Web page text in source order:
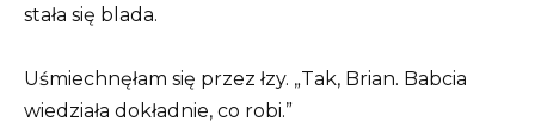
stała się blada.
Uśmiechnęłam się przez łzy. „Tak, Brian. Babcia
wiedziała dokładnie, co robi.”